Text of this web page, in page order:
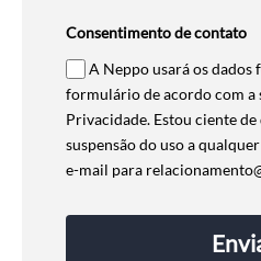
Consentimento de contato
A Neppo usará os dados
formulário de acordo com a
Privacidade. Estou ciente
suspensão do uso a
e-mail para